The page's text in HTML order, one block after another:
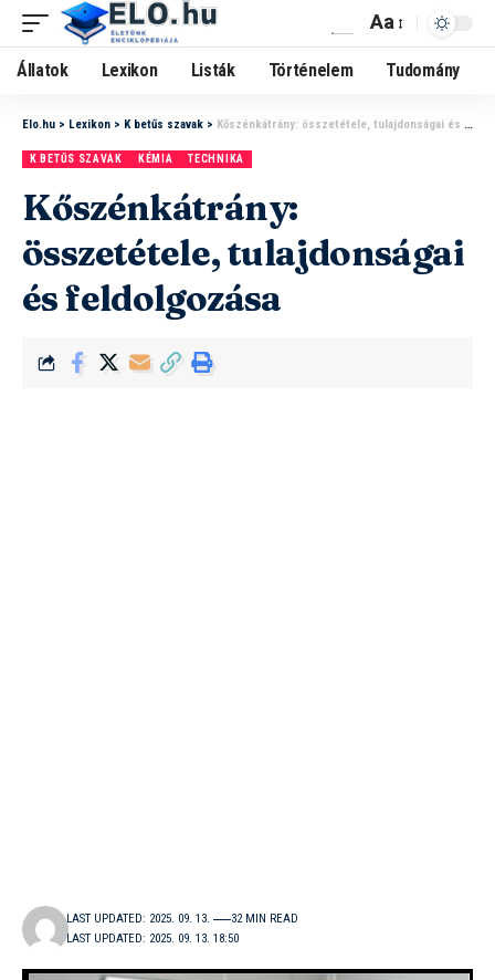
Aa
Állatok Lexikon Listák Történelem Tudomány
Elo.hu > Lexikon > K betűs szavak > Kőszénkátrány: összetétele, tulajdonságai és feldolgozása
K BETŰS SZAVAK KÉMIA TECHNIKA
Kőszénkátrány:
összetétele, tulajdonságai
és feldolgozása
LAST UPDATED: 2025. 09. 13. 18:50
LAST UPDATED: 2025. 09. 13. 32 MIN READ